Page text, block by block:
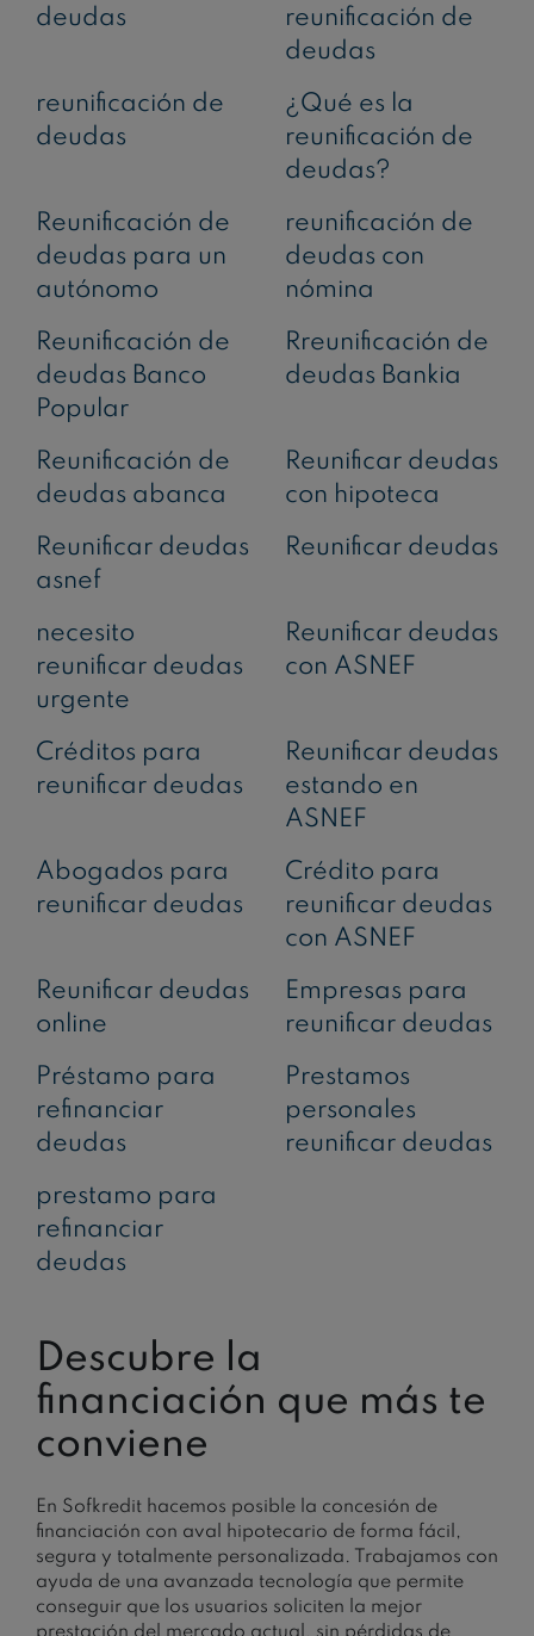
deudas
reunificación de
deudas
reunificación de
deudas
¿Qué es la
reunificación de
deudas?
Reunificación de
deudas para un
autónomo
reunificación de
deudas con
nómina
Reunificación de
deudas Banco
Popular
Rreunificación de
deudas Bankia
Reunificación de
deudas abanca
Reunificar deudas
con hipoteca
Reunificar deudas
asnef
Reunificar deudas
necesito
reunificar deudas
urgente
Reunificar deudas
con ASNEF
Créditos para
reunificar deudas
Reunificar deudas
estando en
ASNEF
Abogados para
reunificar deudas
Crédito para
reunificar deudas
con ASNEF
Reunificar deudas
online
Empresas para
reunificar deudas
Préstamo para
refinanciar
deudas
Prestamos
personales
reunificar deudas
prestamo para
refinanciar
deudas
Descubre la
financiación que más te
conviene
En Sofkredit hacemos posible la concesión de
financiación con aval hipotecario de forma fácil,
segura y totalmente personalizada. Trabajamos con
ayuda de una avanzada tecnología que permite
conseguir que los usuarios soliciten la mejor